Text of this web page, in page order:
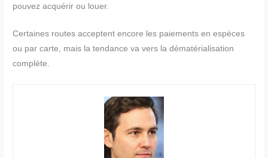
pouvez acquérir ou louer.
Certaines routes acceptent encore les paiements en espèces
ou par carte, mais la tendance va vers la dématérialisation
complète.